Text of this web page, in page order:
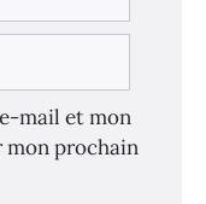
mail et mon
mon prochain